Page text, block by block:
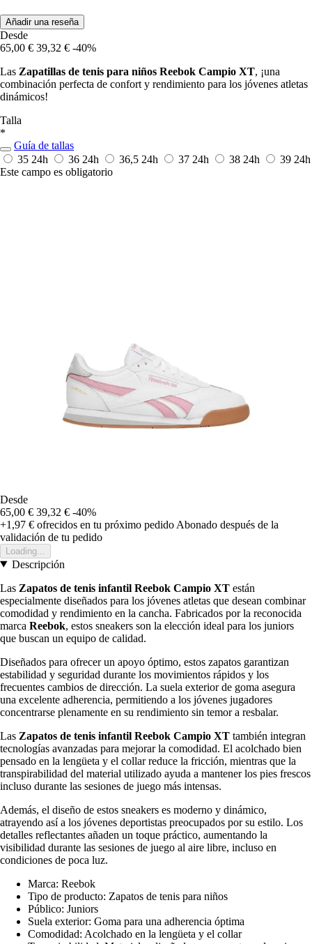
Añadir una reseña
Desde
65,00 € 39,32 € -40%
Las Zapatillas de tenis para niños Reebok Campio XT, ¡una
combinación perfecta de confort y rendimiento para los jóvenes atletas
dinámicos!
Talla
*
Guía de tallas
35 24h 36 24h 36,5 24h 37 24h 38 24h 39 24h
Este campo es obligatorio
Desde
65,00 € 39,32 € -40%
+1,97 € ofrecidos en tu próximo pedido Abonado después de la
validación de tu pedido
Loading...
Descripción
Las Zapatos de tenis infantil Reebok Campio XT están
especialmente diseñados para los jóvenes atletas que desean combinar
comodidad y rendimiento en la cancha. Fabricados por la reconocida
marca Reebok, estos sneakers son la elección ideal para los juniors
que buscan un equipo de calidad.
Diseñados para ofrecer un apoyo óptimo, estos zapatos garantizan
estabilidad y seguridad durante los movimientos rápidos y los
frecuentes cambios de dirección. La suela exterior de goma asegura
una excelente adherencia, permitiendo a los jóvenes jugadores
concentrarse plenamente en su rendimiento sin temor a resbalar.
Las Zapatos de tenis infantil Reebok Campio XT también integran
tecnologías avanzadas para mejorar la comodidad. El acolchado bien
pensado en la lengüeta y el collar reduce la fricción, mientras que la
transpirabilidad del material utilizado ayuda a mantener los pies frescos
incluso durante las sesiones de juego más intensas.
Además, el diseño de estos sneakers es moderno y dinámico,
atrayendo así a los jóvenes deportistas preocupados por su estilo. Los
detalles reflectantes añaden un toque práctico, aumentando la
visibilidad durante las sesiones de juego al aire libre, incluso en
condiciones de poca luz.
Marca: Reebok
Tipo de producto: Zapatos de tenis para niños
Público: Juniors
Suela exterior: Goma para una adherencia óptima
Comodidad: Acolchado en la lengüeta y el collar